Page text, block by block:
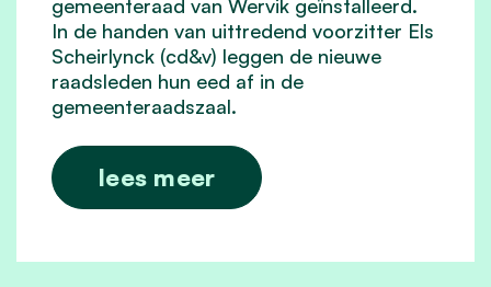
gemeenteraad van Wervik geïnstalleerd.
In de handen van uittredend voorzitter Els
Scheirlynck (cd&v) leggen de nieuwe
raadsleden hun eed af in de
gemeenteraadszaal.
lees meer